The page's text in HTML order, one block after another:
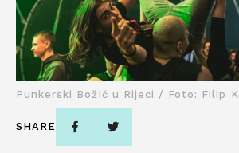
Punkerski Božić u Rijeci / Foto: Filip
SHARE